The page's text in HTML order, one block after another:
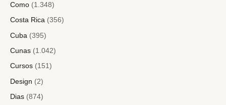
Como (1.348)
Costa Rica (356)
Cuba (395)
Cunas (1.042)
Cursos (151)
Design (2)
Dias (874)